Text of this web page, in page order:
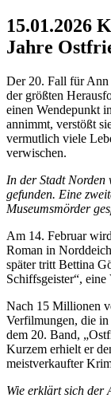
15.01.2026
Jahre
Der 20. Fall für
der größten
einen Wendepunkt
annimmt, verstößt
vermutlich viele
verwischen.
In der Stadt
gefunden. Eine
Museumsmörder
Am 14. Februar
Roman in
später tritt Bettina
Schiffsgeister“,
Nach 15 Millionen
Verfilmungen, die
dem 20. Band,
Kurzem erhielt er
meistverkaufter
Wie erklärt sich der